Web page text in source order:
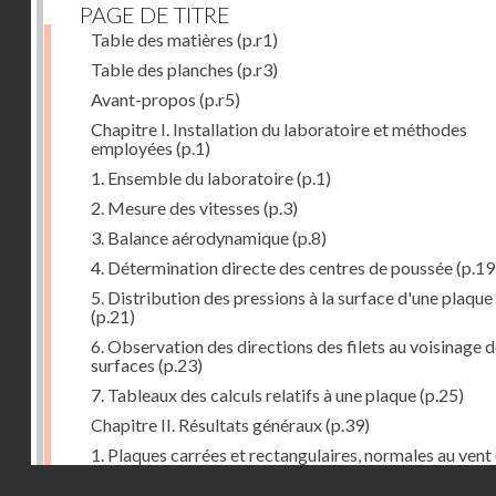
PAGE DE TITRE
Table des matières (p.r1)
Table des planches (p.r3)
Avant-propos (p.r5)
Chapitre I. Installation du laboratoire et méthodes
employées (p.1)
1. Ensemble du laboratoire(p.1)
2. Mesure des vitesses (p.3)
3. Balance aérodynamique(p.8)
4. Détermination directe des centres de poussée
5. Distribution des pressions à la surface d'une plaque
(p.21)
6. Observation des directions des filets au voisinage
surfaces (p.23)
7. Tableaux des calculs relatifs à une plaque(p.25)
Chapitre II. Résultats généraux(p.39)
1. Plaques carrées et rectangulaires, normales au vent